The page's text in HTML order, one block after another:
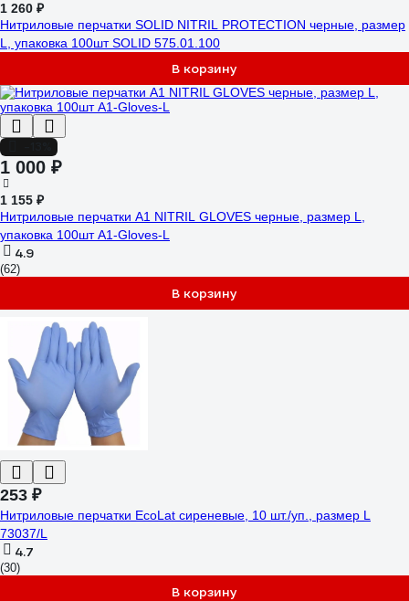
1 260 ₽
Нитриловые перчатки SOLID NITRIL PROTECTION черные, размер
L, упаковка 100шт SOLID 575.01.100
В корзину
1 000 ₽
1 155 ₽
Нитриловые перчатки А1 NITRIL GLOVES черные, размер L,
упаковка 100шт A1-Gloves-L
4.9
(62)
В корзину
253 ₽
Нитриловые перчатки EcoLat сиреневые, 10 шт./уп., размер L
73037/L
4.7
(30)
В корзину